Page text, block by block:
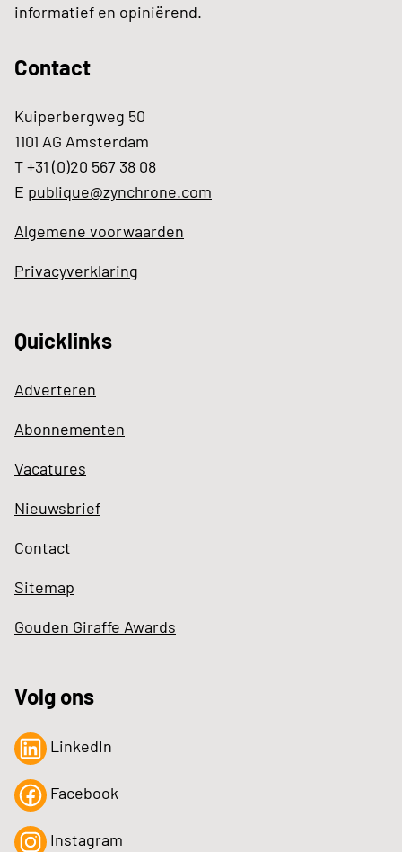
informatief en opiniërend.
Contact
Kuiperbergweg 50
1101 AG Amsterdam
T +31 (0)20 567 38 08
E publique@zynchrone.com
Algemene voorwaarden
Privacyverklaring
Quicklinks
Adverteren
Abonnementen
Vacatures
Nieuwsbrief
Contact
Sitemap
Gouden Giraffe Awards
Volg ons
LinkedIn
Facebook
Instagram